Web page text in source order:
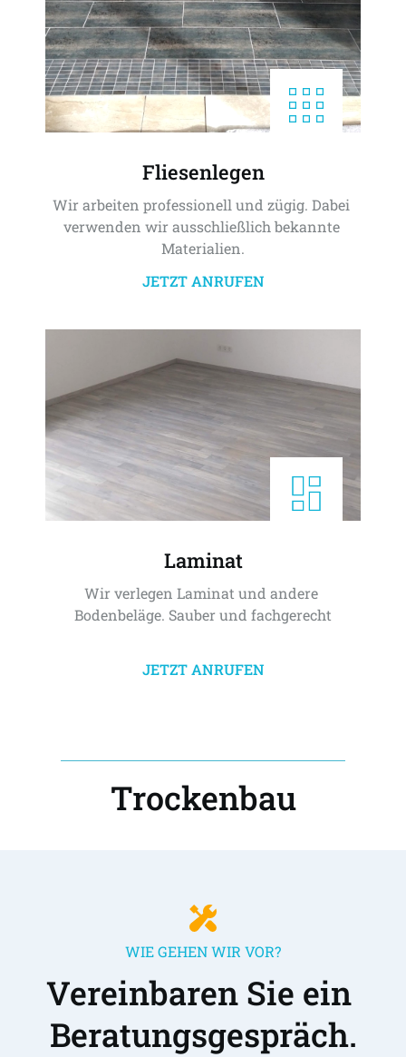
Fliesenlegen
Wir arbeiten professionell und zügig. Dabei
verwenden wir ausschließlich bekannte
Materialien.
JETZT ANRUFEN
Laminat
Wir verlegen Laminat und andere
Bodenbeläge. Sauber und fachgerecht
JETZT ANRUFEN
Trockenbau
WIE GEHEN WIR VOR?
Vereinbaren Sie ein
Beratungsgespräch.